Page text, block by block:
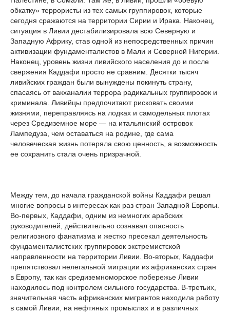
обкатку» террористы из тех самых группировок, которые
сегодня сражаются на территории Сирии и Ирака. Наконец,
ситуация в Ливии дестабилизировала всю Северную и
Западную Африку, став одной из непосредственных причин
активизации фундаменталистов в Мали и Северной Нигерии.
Наконец, уровень жизни ливийского населения до и после
свержения Каддафи просто не сравним. Десятки тысяч
ливийских граждан были вынуждены покинуть страну,
спасаясь от вакханалии террора радикальных группировок и
криминала. Ливийцы предпочитают рисковать своими
жизнями, переправляясь на лодках и самодельных плотах
через Средиземное море — на итальянский островок
Лампедуза, чем оставаться на родине, где сама
человеческая жизнь потеряла свою ценность, а возможность
ее сохранить стала очень призрачной.
Между тем, до начала гражданской войны Каддафи решал
многие вопросы в интересах как раз стран Западной Европы.
Во-первых, Каддафи, одним из немногих арабских
руководителей, действительно сознавал опасность
религиозного фанатизма и жестко пресекал деятельность
фундаменталистских группировок экстремистской
направленности на территории Ливии. Во-вторых, Каддафи
препятствовал нелегальной миграции из африканских стран
в Европу, так как средиземноморское побережье Ливии
находилось под контролем сильного государства. В-третьих,
значительная часть африканских мигрантов находила работу
в самой Ливии, на нефтяных промыслах и в различных